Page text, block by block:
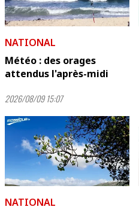
NATIONAL
Météo : des orages
attendus l'après-midi
2026/08/09 15:07
NATIONAL